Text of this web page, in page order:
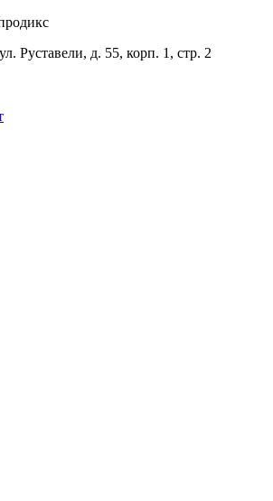
Руставели, д. 55, корп. 1, стр. 2